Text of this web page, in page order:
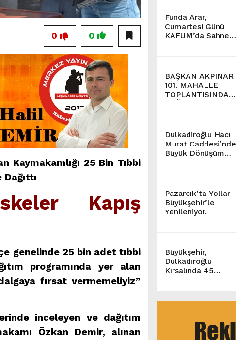
Funda Arar,
Cumartesi Günü
KAFUM’da Sahne
BAŞKAN AKPINAR
101. MAHALLE
TOPLANTISINDA
BAĞLARBAŞI
BULUŞTU.
Dulkadiroğlu Hacı
Murat Caddesi’nde
Büyük Dönüşüm
Pazarcık’ta Yollar
Büyükşehir’le
Yenileniyor.
Büyükşehir,
Dulkadiroğlu
Kırsalında 45
0
0
Kaymakamlığı 25 Bin Tıbbi
Kapış
genelinde 25 bin adet tıbbi
programında yer alan
fırsat vermemeliyiz”
inceleyen ve dağıtım
Özkan Demir, alınan